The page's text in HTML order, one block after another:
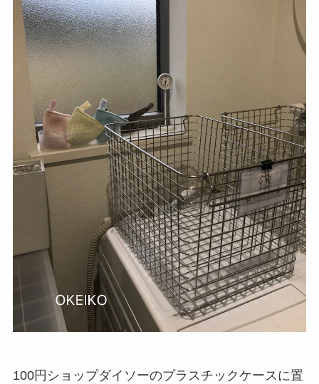
100円ショップダイソーのプラスチックケースに置